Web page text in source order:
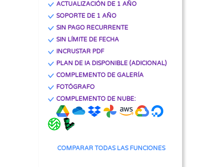
ACTUALIZACIÓN DE 1 AÑO
SOPORTE DE 1 AÑO
SIN PAGO RECURRENTE
SIN LÍMITE DE FECHA
INCRUSTAR PDF
PLAN DE IA DISPONIBLE (ADICIONAL)
COMPLEMENTO DE GALERÍA
FOTÓGRAFO
COMPLEMENTO DE NUBE:
COMPARAR TODAS LAS FUNCIONES